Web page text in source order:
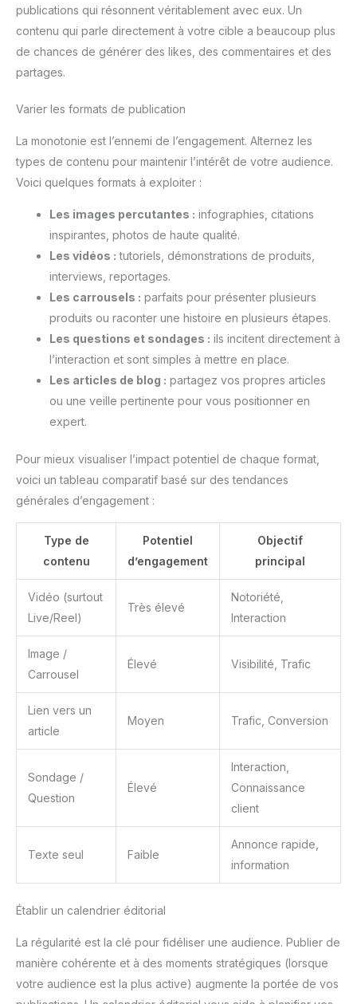
publications qui résonnent véritablement avec eux. Un
contenu qui parle directement à votre cible a beaucoup plus
de chances de générer des likes, des commentaires et des
partages.
Varier les formats de publication
La monotonie est l’ennemi de l’engagement. Alternez les
types de contenu pour maintenir l’intérêt de votre audience.
Voici quelques formats à exploiter :
Les images percutantes : infographies, citations
inspirantes, photos de haute qualité.
Les vidéos : tutoriels, démonstrations de produits,
interviews, reportages.
Les carrousels : parfaits pour présenter plusieurs
produits ou raconter une histoire en plusieurs étapes.
Les questions et sondages : ils incitent directement à
l’interaction et sont simples à mettre en place.
Les articles de blog : partagez vos propres articles
ou une veille pertinente pour vous positionner en
expert.
Pour mieux visualiser l’impact potentiel de chaque format,
voici un tableau comparatif basé sur des tendances
générales d’engagement :
Type de
contenu
Potentiel
d’engagement
Objectif
principal
Vidéo (surtout
Live/Reel)
Très élevé
Notoriété,
Interaction
Image /
Carrousel
Élevé Visibilité, Trafic
Lien vers un
article
Moyen Trafic, Conversion
Sondage /
Question
Élevé
Interaction,
Connaissance
client
Texte seul Faible
Annonce rapide,
information
Établir un calendrier éditorial
La régularité est la clé pour fidéliser une audience. Publier de
manière cohérente et à des moments stratégiques (lorsque
votre audience est la plus active) augmente la portée de vos